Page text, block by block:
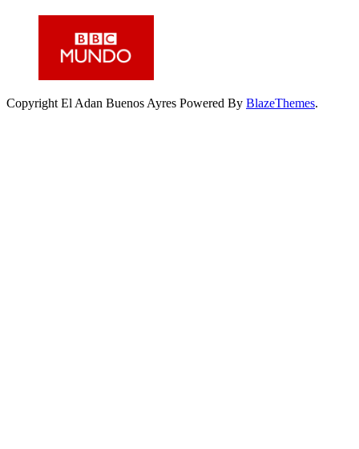
Copyright El Adan Buenos Ayres Powered By BlazeThemes.